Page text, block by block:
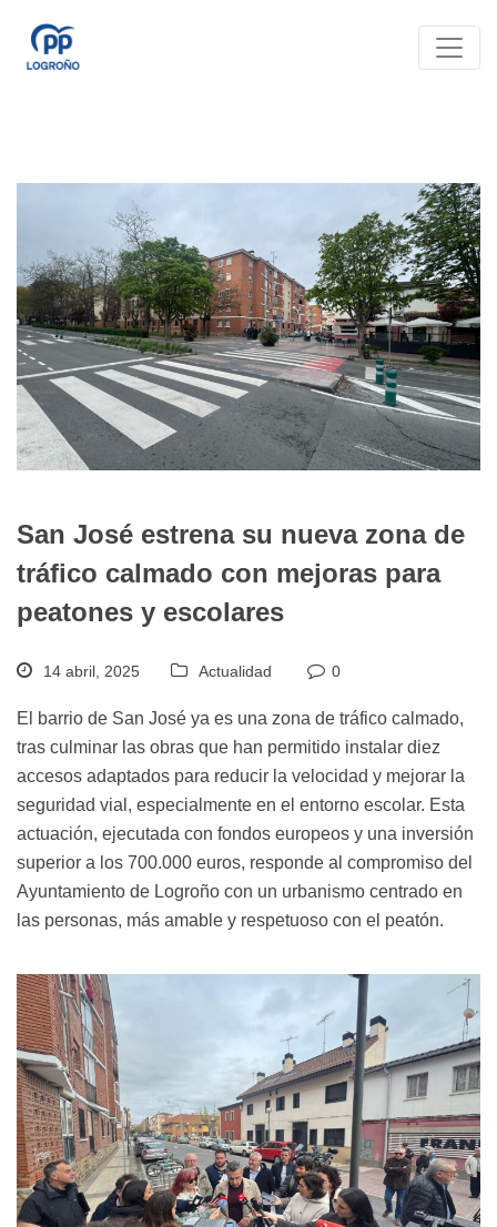
San José estrena su nueva zona de
tráfico calmado con mejoras para
peatones y escolares
14 abril, 2025 Actualidad 0
El barrio de San José ya es una zona de tráfico calmado,
tras culminar las obras que han permitido instalar diez
accesos adaptados para reducir la velocidad y mejorar la
seguridad vial, especialmente en el entorno escolar. Esta
actuación, ejecutada con fondos europeos y una inversión
superior a los 700.000 euros, responde al compromiso del
Ayuntamiento de Logroño con un urbanismo centrado en
las personas, más amable y respetuoso con el peatón.